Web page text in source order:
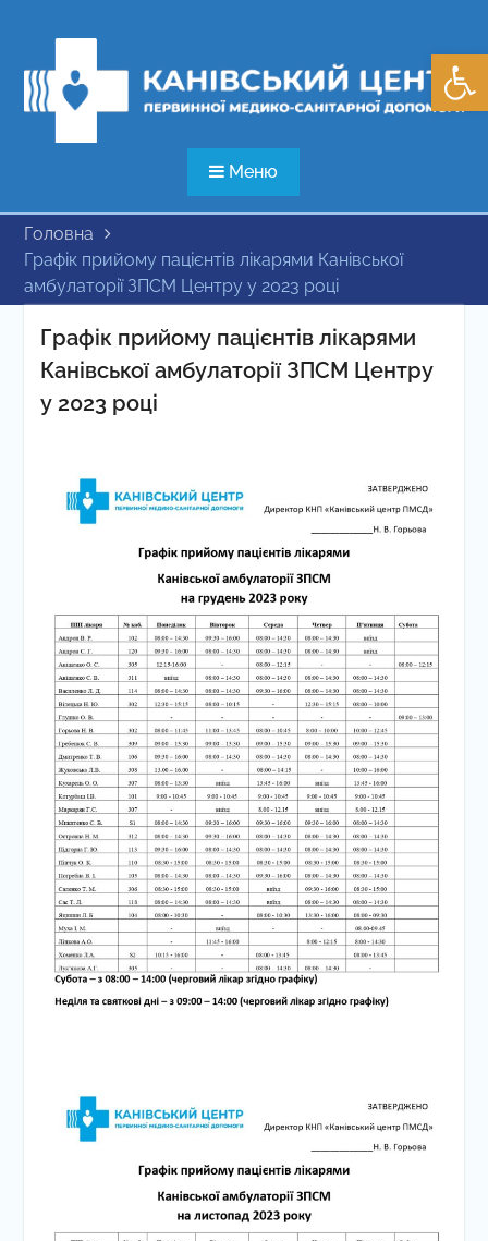
Меню
Головна
Графік прийому пацієнтів лікарями Канівської
амбулаторії ЗПСМ Центру у 2023 році
Графік прийому пацієнтів лікарями
Канівської амбулаторії ЗПСМ Центру
у 2023 році